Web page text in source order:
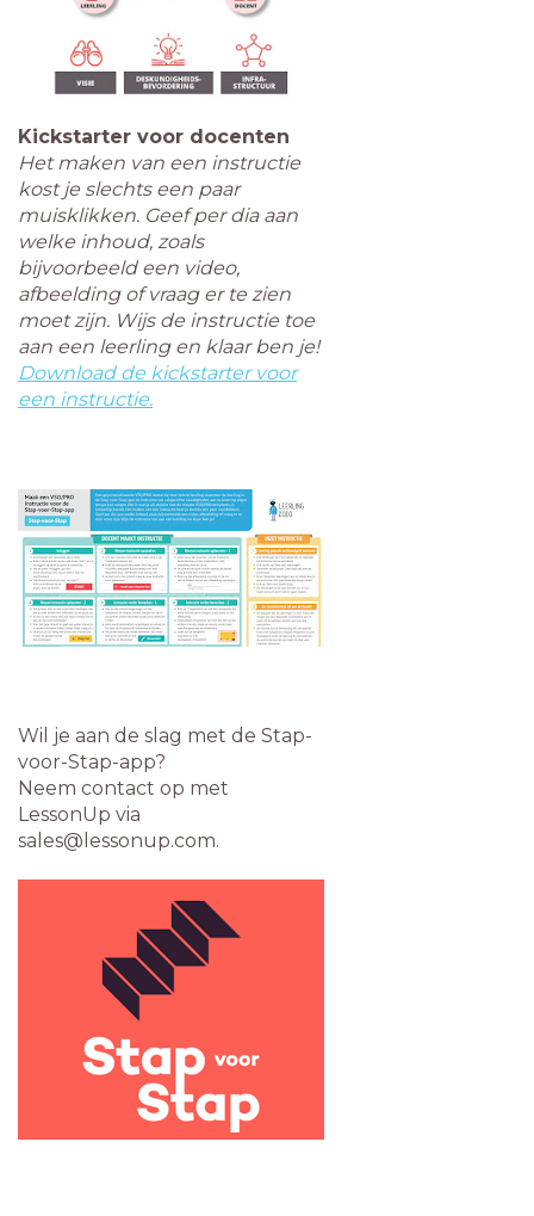
Kickstarter voor docenten
Het maken van een instructie
kost je slechts een paar
muisklikken. Geef per dia aan
welke inhoud, zoals
bijvoorbeeld een video,
afbeelding of vraag er te zien
moet zijn. Wijs de instructie toe
aan een leerling en klaar ben je!
Download de kickstarter voor
een instructie.
Wil je aan de slag met de Stap-
voor-Stap-app?
Neem contact op met
LessonUp via
sales@lessonup.com.